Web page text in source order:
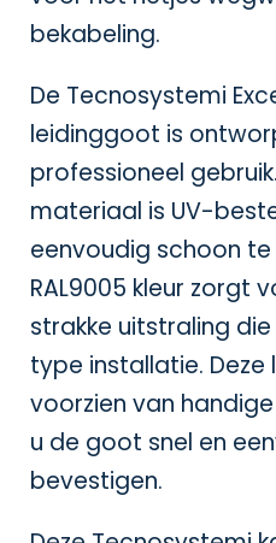
bekabeling.
De Tecnosystemi
leidinggoot is
professioneel
materiaal is UV-
eenvoudig schoon
RAL9005 kleur zorgt
strakke uitstraling
type installatie.
voorzien van
u de goot snel en
bevestigen.